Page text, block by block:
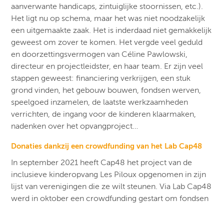
aanverwante handicaps, zintuiglijke stoornissen, etc.).
Het ligt nu op schema, maar het was niet noodzakelijk
een uitgemaakte zaak. Het is inderdaad niet gemakkelijk
geweest om zover te komen. Het vergde veel geduld
en doorzettingsvermogen van Céline Pawlowski,
directeur en projectleidster, en haar team. Er zijn veel
stappen geweest: financiering verkrijgen, een stuk
grond vinden, het gebouw bouwen, fondsen werven,
speelgoed inzamelen, de laatste werkzaamheden
verrichten, de ingang voor de kinderen klaarmaken,
nadenken over het opvangproject…
Donaties dankzij een crowdfunding van het Lab Cap48
In september 2021 heeft Cap48 het project van de
inclusieve kinderopvang Les Piloux opgenomen in zijn
lijst van verenigingen die ze wilt steunen. Via Lab Cap48
werd in oktober een crowdfunding gestart om fondsen